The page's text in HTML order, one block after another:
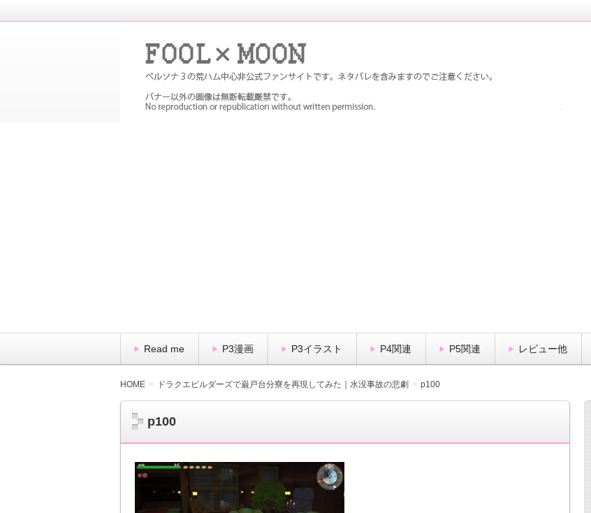
FOOL×MOON｜ペルソナ3 荒ハム中心同人ファンサ
Read me P3漫画 P3イラスト P4関連 P5関連 レビュー他
HOME ドラクエビルダーズで巌戸台分寮を再現してみた｜水没事故の悲劇 p100
p100